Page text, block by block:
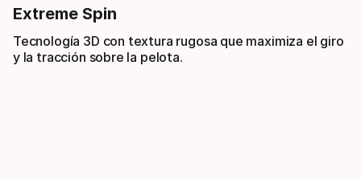
Extreme Spin
Tecnología 3D con textura rugosa que maximiza el giro
y la tracción sobre la pelota.